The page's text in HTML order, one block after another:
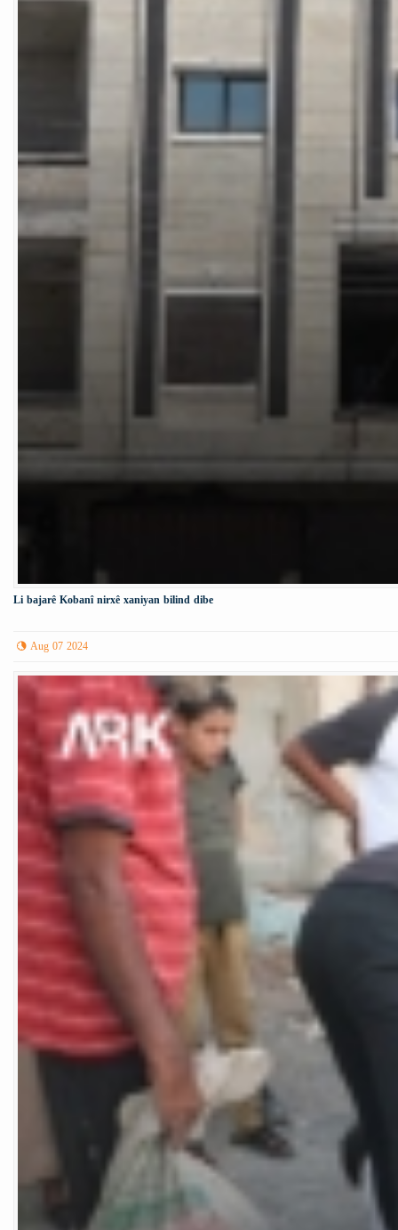
Li bajarê Kobanî nirxê xaniyan bilind dibe
Aug 07 2024